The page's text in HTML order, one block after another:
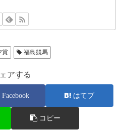
賞 福島競馬
アする
Facebook はてブ
コピー